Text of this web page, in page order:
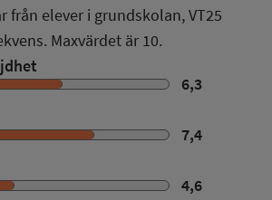
från elever i grundskolan,VT25
Maxvärdet är 10.
6,3
7,4
4,6